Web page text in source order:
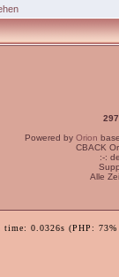
Powered by Orion
CBACK
:-:
Alle
time: 0.0326s (PHP: